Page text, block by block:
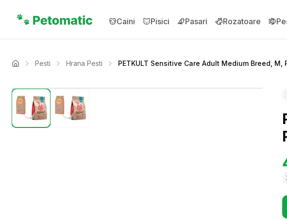
Caini
Pisici Pasari Rozatoare
Acasa Pesti Hrana Pesti
PETKULT Sensitive Care Adult Medium Breed,